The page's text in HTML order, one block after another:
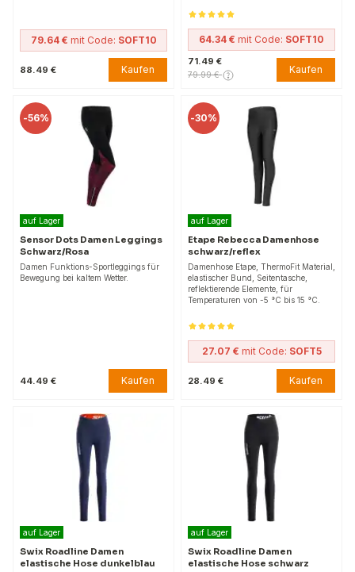
79.64 € mit Code: SOFT10
88.49 € Kaufen
64.34 € mit Code: SOFT10
71.49 €
79.99 € Kaufen
-56%
auf Lager
Sensor Dots Damen Leggings
Schwarz/Rosa
Damen Funktions-Sportleggings für
Bewegung bei kaltem Wetter.
44.49 € Kaufen
-30%
auf Lager
Etape Rebecca Damenhose
schwarz/reflex
Damenhose Etape, ThermoFit Material,
elastischer Bund, Seitentasche,
reflektierende Elemente, für
Temperaturen von -5 °C bis 15 °C.
27.07 € mit Code: SOFT5
28.49 € Kaufen
auf Lager
Swix Roadline Damen
elastische Hose dunkelblau
auf Lager
Swix Roadline Damen
elastische Hose schwarz